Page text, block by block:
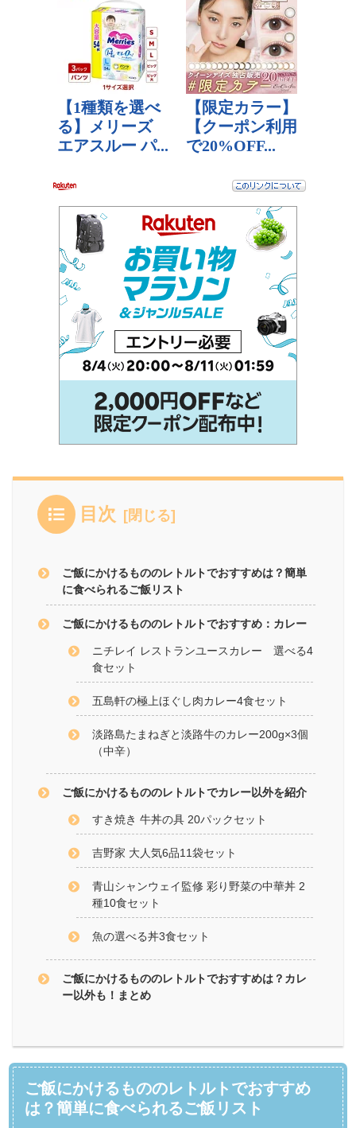
目次
ご飯にかけるもののレトルトでおすすめは？簡単
に食べられるご飯リスト
ご飯にかけるもののレトルトでおすすめ：カレー
ニチレイ レストランユースカレー 選べる4
食セット
五島軒の極上ほぐし肉カレー4食セット
淡路島たまねぎと淡路牛のカレー200g×3個
（中辛）
ご飯にかけるもののレトルトでカレー以外を紹介
すき焼き 牛丼の具 20パックセット
吉野家 大人気6品11袋セット
青山シャンウェイ監修 彩り野菜の中華丼 2
種10食セット
魚の選べる丼3食セット
ご飯にかけるもののレトルトでおすすめは？カレ
ー以外も！まとめ
ご飯にかけるもののレトルトでおすすめ
は？簡単に食べられるご飯リスト